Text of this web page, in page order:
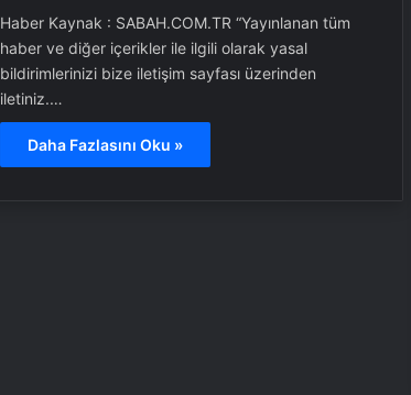
Haber Kaynak : SABAH.COM.TR “Yayınlanan tüm
haber ve diğer içerikler ile ilgili olarak yasal
bildirimlerinizi bize iletişim sayfası üzerinden
iletiniz.…
Daha Fazlasını Oku »